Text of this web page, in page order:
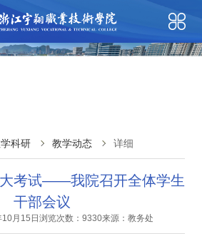
科研 教学动态 详细
考试——我院召开全体学生
干部会议
月15日 浏览次数：9330来源：教务处